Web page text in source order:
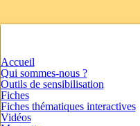
Accueil
Qui sommes-nous ?
Outils de sensibilisation
Fiches
Fiches thématiques interactives
Vidéos